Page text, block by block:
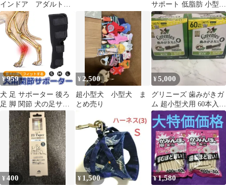
インドア アダルト
小型犬 10kg×2個セット
サポート 低脂肪 小型犬
用 3kg 缶詰 200g
¥959
犬 足 サポーター 後ろ
足 脚 関節 犬の足サポ
ーター 犬のサポーター
足舐め防止 犬後ろ足も
も傷舐め防止 後足関節
保護 固定 ペット用ケア
用品 犬骨折治療 老犬介
護 小型犬中型犬大型犬
小さいサイズ 大きいサ
イズSML黒ブラック赤
¥ 2,500
超小型犬 小型犬 ま
とめ売り
¥5,000
グリニーズ 歯みがきガ
ム 超小型犬用 60本入
×2箱
¥400 ¥ 1,500 ¥1,580